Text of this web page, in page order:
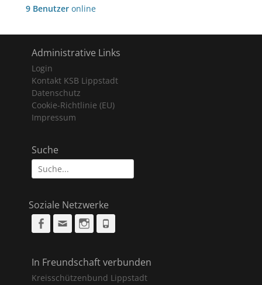
9 Benutzer online
Administrative Links
Login
Kontakt KSB Lippstadt
Datenschutz
Cookie-Richtlinie (EU)
Impressum
Suche
Suche
nach:
Soziale Netzwerke
Facebook
Email Instagram
In Freundschaft verbunden
Kreisschützenbund Lippstadt